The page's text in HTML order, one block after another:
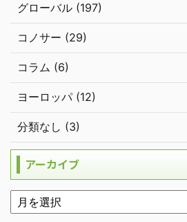
グローバル (197)
コノサー (29)
コラム (6)
ヨーロッパ (12)
分類なし (3)
アーカイブ